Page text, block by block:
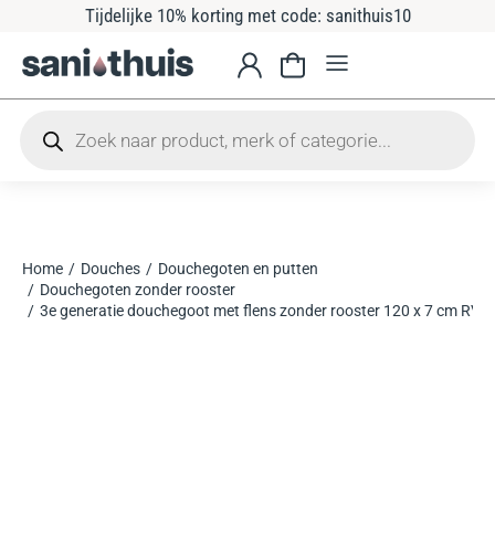
Tijdelijke 10% korting met code: sanithuis10
Je bent hier:
Home Douches
Douchegoten en putten
Douchegoten zonder rooster
3e generatie douchegoot met flens zonder rooster 120 x 7 cm RVS